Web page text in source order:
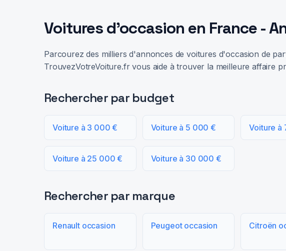
Voitures d'occasion en France -
Parcourez des milliers d'annonces de voitures d'occasion de
TrouvezVotreVoiture.fr vous aide à trouver la meilleure affaire
Rechercher par budget
Voiture à 3 000 € Voiture à 5 000 € Voiture à
Voiture à 25 000 € Voiture à 30 000 €
Rechercher par marque
Renault occasion Peugeot occasion Citroën